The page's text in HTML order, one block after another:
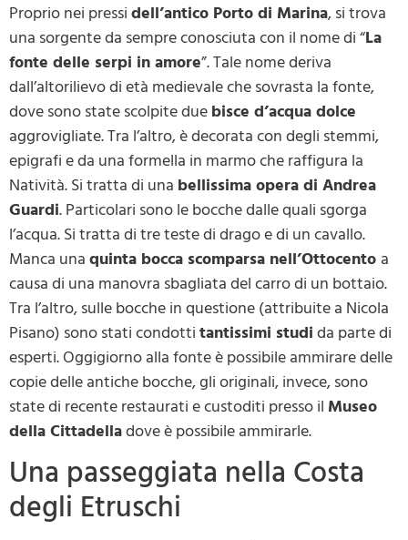
Proprio nei pressi dell’antico Porto di Marina, si trova
una sorgente da sempre conosciuta con il nome di “La
fonte delle serpi in amore”. Tale nome deriva
dall’altorilievo di età medievale che sovrasta la fonte,
dove sono state scolpite due bisce d’acqua dolce
aggrovigliate. Tra l’altro, è decorata con degli stemmi,
epigrafi e da una formella in marmo che raffigura la
Natività. Si tratta di una bellissima opera di Andrea
Guardi. Particolari sono le bocche dalle quali sgorga
l’acqua. Si tratta di tre teste di drago e di un cavallo.
Manca una quinta bocca scomparsa nell’Ottocento a
causa di una manovra sbagliata del carro di un bottaio.
Tra l’altro, sulle bocche in questione (attribuite a Nicola
Pisano) sono stati condotti tantissimi studi da parte di
esperti. Oggigiorno alla fonte è possibile ammirare delle
copie delle antiche bocche, gli originali, invece, sono
state di recente restaurati e custoditi presso il Museo
della Cittadelladove è possibile ammirarle.
Una passeggiata nella Costa
degli Etruschi